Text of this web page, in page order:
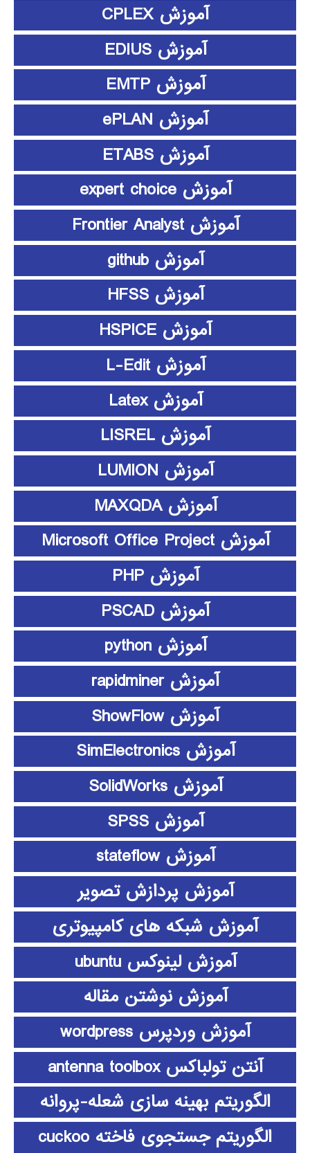
آموزش CPLEX
آموزش EDIUS
آموزش EMTP
آموزش ePLAN
آموزش ETABS
آموزش expert choice
آموزش Frontier Analyst
آموزش github
آموزش HFSS
آموزش HSPICE
آموزش L-Edit
آموزش Latex
آموزش LISREL
آموزش LUMION
آموزش MAXQDA
آموزش Microsoft Office Project
آموزش PHP
آموزش PSCAD
آموزش python
آموزش rapidminer
آموزش ShowFlow
آموزش SimElectronics
آموزش SolidWorks
آموزش SPSS
آموزش stateflow
آموزش پردازش تصویر
آموزش شبکه های کامپیوتری
آموزش لینوکس ubuntu
آموزش نوشتن مقاله
آموزش وردپرس wordpress
آنتن تولباکس antenna toolbox
الگوریتم بهینه سازی شعله-پروانه
الگوریتم جستجوی فاخته cuckoo